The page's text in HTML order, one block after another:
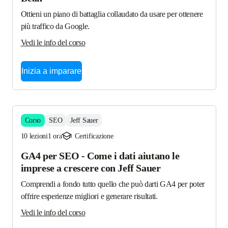
Ottieni un piano di battaglia collaudato da usare per ottenere
più traffico da Google.
Vedi le info del corso
Inizia a imparare
Corso SEO Jeff Sauer
10 lezioni1 ora Certificazione
GA4 per SEO - Come i dati aiutano le
imprese a crescere con Jeff Sauer
Comprendi a fondo tutto quello che può darti GA4 per poter
offrire esperienze migliori e generare risultati.
Vedi le info del corso